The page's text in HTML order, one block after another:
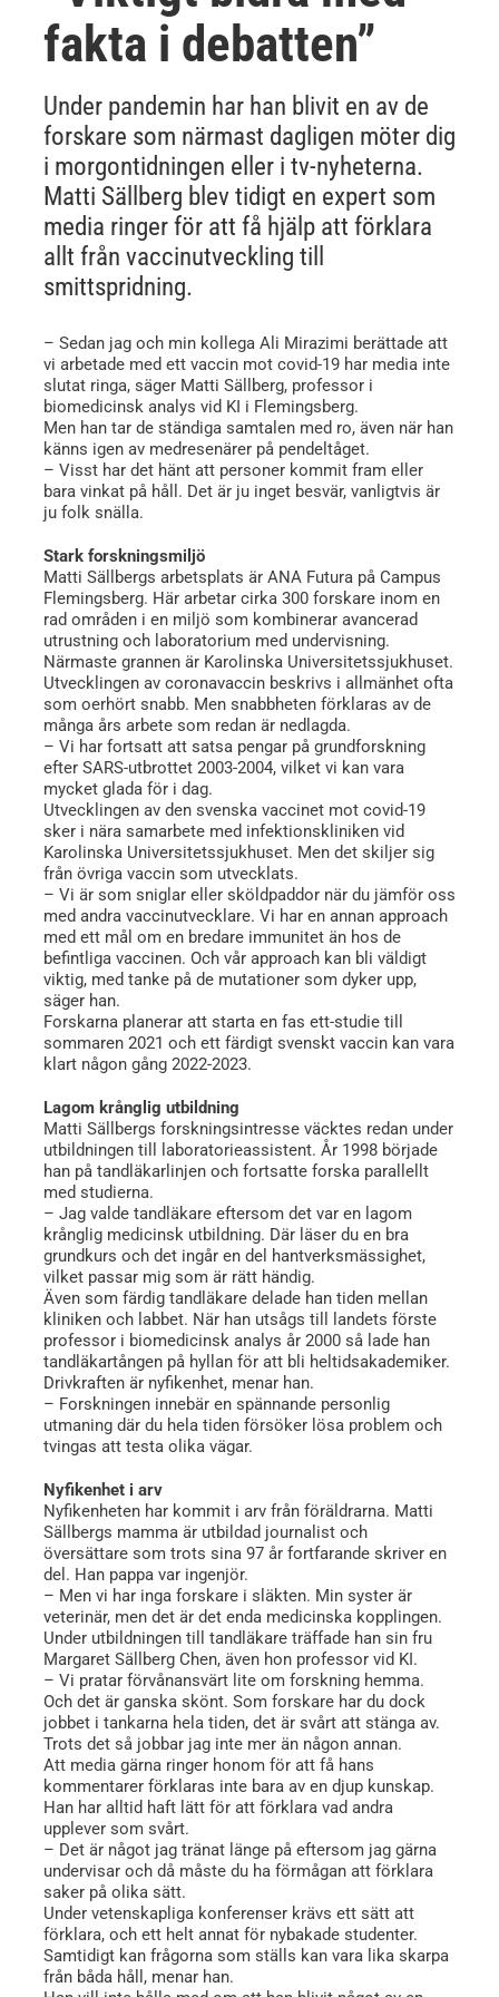
fakta i debatten”
Under pandemin har han blivit en av de
forskare som närmast dagligen möter dig
i morgontidningen eller i tv-nyheterna.
Matti Sällberg blev tidigt en expert som
media ringer för att få hjälp att förklara
allt från vaccinutveckling till
smittspridning.
– Sedan jag och min kollega Ali Mirazimi berättade att
vi arbetade med ett vaccin mot covid-19 har media inte
slutat ringa, säger Matti Sällberg, professor i
biomedicinsk analys vid KI i Flemingsberg.
Men han tar de ständiga samtalen med ro, även när han
känns igen av medresenärer på pendeltåget.
– Visst har det hänt att personer kommit fram eller
bara vinkat på håll. Det är ju inget besvär, vanligtvis är
ju folk snälla.
Stark forskningsmiljö
Matti Sällbergs arbetsplats är ANA Futura på Campus
Flemingsberg. Här arbetar cirka 300 forskare inom en
rad områden i en miljö som kombinerar avancerad
utrustning och laboratorium med undervisning.
Närmaste grannen är Karolinska Universitetssjukhuset.
Utvecklingen av coronavaccin beskrivs i allmänhet ofta
som oerhört snabb. Men snabbheten förklaras av de
många års arbete som redan är nedlagda.
– Vi har fortsatt att satsa pengar på grundforskning
efter SARS-utbrottet 2003-2004, vilket vi kan vara
mycket glada för i dag.
Utvecklingen av den svenska vaccinet mot covid-19
sker i nära samarbete med infektionskliniken vid
Karolinska Universitetssjukhuset. Men det skiljer sig
från övriga vaccin som utvecklats.
– Vi är som sniglar eller sköldpaddor när du jämför oss
med andra vaccinutvecklare. Vi har en annan approach
med ett mål om en bredare immunitet än hos de
befintliga vaccinen. Och vår approach kan bli väldigt
viktig, med tanke på de mutationer som dyker upp,
säger han.
Forskarna planerar att starta en fas ett-studie till
sommaren 2021 och ett färdigt svenskt vaccin kan vara
klart någon gång 2022-2023.
Lagom krånglig utbildning
Matti Sällbergs forskningsintresse väcktes redan under
utbildningen till laboratorieassistent. År 1998 började
han på tandläkarlinjen och fortsatte forska parallellt
med studierna.
– Jag valde tandläkare eftersom det var en lagom
krånglig medicinsk utbildning. Där läser du en bra
grundkurs och det ingår en del hantverksmässighet,
vilket passar mig som är rätt händig.
Även som färdig tandläkare delade han tiden mellan
kliniken och labbet. När han utsågs till landets förste
professor i biomedicinsk analys år 2000 så lade han
tandläkartången på hyllan för att bli heltidsakademiker.
Drivkraften är nyfikenhet, menar han.
– Forskningen innebär en spännande personlig
utmaning där du hela tiden försöker lösa problem och
tvingas att testa olika vägar.
Nyfikenhet i arv
Nyfikenheten har kommit i arv från föräldrarna. Matti
Sällbergs mamma är utbildad journalist och
översättare som trots sina 97 år fortfarande skriver en
del. Han pappa var ingenjör.
– Men vi har inga forskare i släkten. Min syster är
veterinär, men det är det enda medicinska kopplingen.
Under utbildningen till tandläkare träffade han sin fru
Margaret Sällberg Chen, även hon professor vid KI.
– Vi pratar förvånansvärt lite om forskning hemma.
Och det är ganska skönt. Som forskare har du dock
jobbet i tankarna hela tiden, det är svårt att stänga av.
Trots det så jobbar jag inte mer än någon annan.
Att media gärna ringer honom för att få hans
kommentarer förklaras inte bara av en djup kunskap.
Han har alltid haft lätt för att förklara vad andra
upplever som svårt.
– Det är något jag tränat länge på eftersom jag gärna
undervisar och då måste du ha förmågan att förklara
saker på olika sätt.
Under vetenskapliga konferenser krävs ett sätt att
förklara, och ett helt annat för nybakade studenter.
Samtidigt kan frågorna som ställs kan vara lika skarpa
från båda håll, menar han.